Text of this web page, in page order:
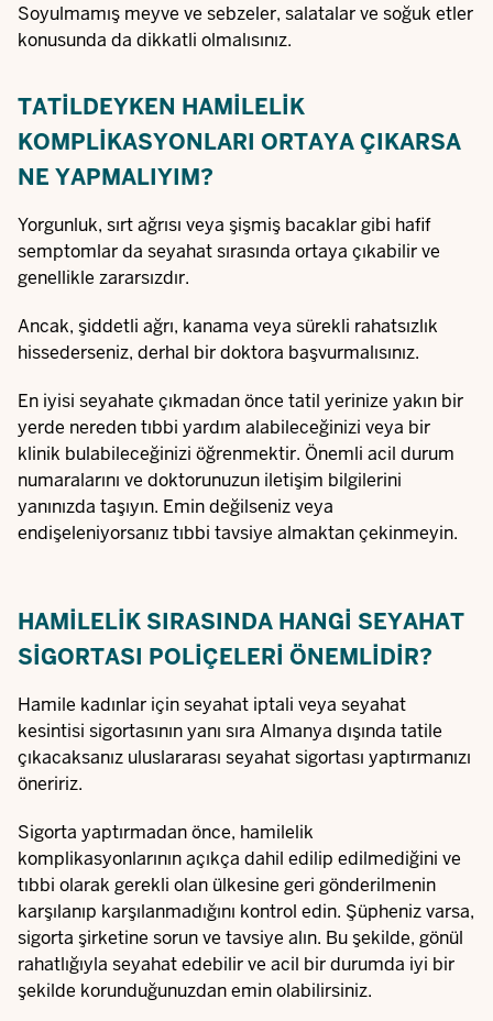
Soyulmamış meyve ve sebzeler, salatalar ve soğuk etler
konusunda da dikkatli olmalısınız.
TATILDEYKEN HAMILELIK
KOMPLIKASYONLARI ORTAYA ÇIKARSA
NE YAPMALIYIM?
Yorgunluk, sırt ağrısı veya şişmiş bacaklar gibi hafif
semptomlar da seyahat sırasında ortaya çıkabilir ve
genellikle zararsızdır.
Ancak, şiddetli ağrı, kanama veya sürekli rahatsızlık
hissederseniz, derhal bir doktora başvurmalısınız.
En iyisi seyahate çıkmadan önce tatil yerinize yakın bir
yerde nereden tıbbi yardım alabileceğinizi veya bir
klinik bulabileceğinizi öğrenmektir. Önemli acil durum
numaralarını ve doktorunuzun iletişim bilgilerini
yanınızda taşıyın. Emin değilseniz veya
endişeleniyorsanız tıbbi tavsiye almaktan çekinmeyin.
HAMILELIK SIRASINDA HANGI SEYAHAT
SIGORTASI POLIÇELERI ÖNEMLIDIR?
Hamile kadınlar için seyahat iptali veya seyahat
kesintisi sigortasının yanı sıra Almanya dışında tatile
çıkacaksanız uluslararası seyahat sigortası yaptırmanızı
öneririz.
Sigorta yaptırmadan önce, hamilelik
komplikasyonlarının açıkça dahil edilip edilmediğini ve
tıbbi olarak gerekli olan ülkesine geri gönderilmenin
karşılanıp karşılanmadığını kontrol edin. Şüpheniz varsa,
sigorta şirketine sorun ve tavsiye alın. Bu şekilde, gönül
rahatlığıyla seyahat edebilir ve acil bir durumda iyi bir
şekilde korunduğunuzdan emin olabilirsiniz.